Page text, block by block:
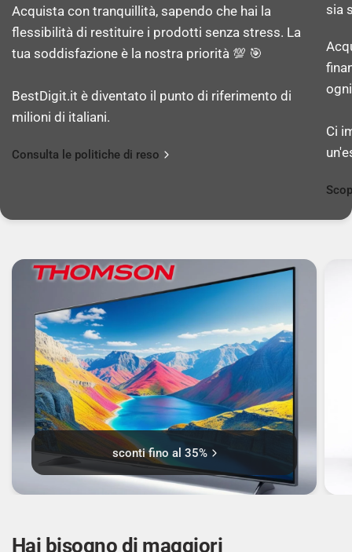
Dot Pitch: 0,252 x 0,252 mm
Densità di Pixel: 100 ppi (punti per pollice)
Range di scansione orizzontale: 30 - 60 kHz
Intervallo di scansione verticale: 50 - 75 Hz
Frequenza scansione orizzontale: 30 - 60 kHz
Frequenza scansione verticale: 50 - 75 Hz
Sync-on-green (SOG): Sì
Dimensioni diagonale schermo (cm): 39,6 cm
Interfaccia DDC/CI: Sì
Acquista con tranquillità, sapendo che hai la
flessibilità di restituire i prodotti senza stress. La
tua soddisfazione è la nostra priorità 💯 🎯
BestDigit.it è diventato il punto di riferimento di
milioni di italiani.
Consulta le politiche di reso
sia
Ci
sconti fino al 35%
Hai bisogno di maggiori